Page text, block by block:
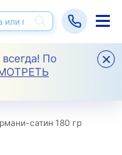
По
сатин 180 гр